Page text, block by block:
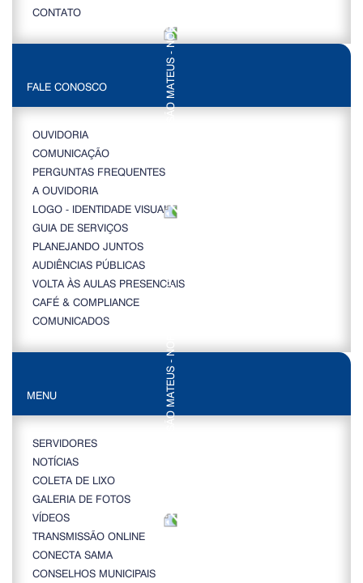
CONTATO
FALE CONOSCO
OUVIDORIA
COMUNICAÇÃO
PERGUNTAS FREQUENTES
A OUVIDORIA
LOGO - IDENTIDADE VISUAL
GUIA DE SERVIÇOS
PLANEJANDO JUNTOS
AUDIÊNCIAS PÚBLICAS
VOLTA ÀS AULAS PRESENCIAIS
CAFÉ & COMPLIANCE
COMUNICADOS
MENU
SERVIDORES
NOTÍCIAS
COLETA DE LIXO
GALERIA DE FOTOS
VÍDEOS
TRANSMISSÃO ONLINE
CONECTA SAMA
CONSELHOS MUNICIPAIS